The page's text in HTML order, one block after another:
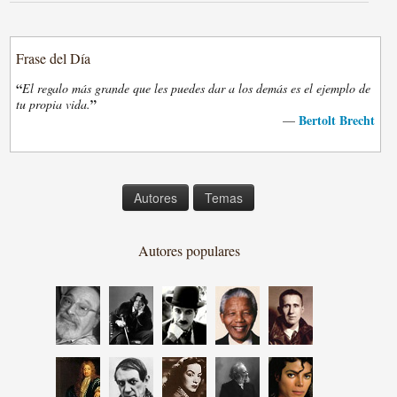
Frase del Día
“El regalo más grande que les puedes dar a los demás es el ejemplo de
tu propia vida.”
— Bertolt Brecht
Autores Temas
Autores populares